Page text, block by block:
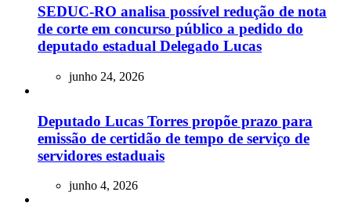
SEDUC-RO analisa possível redução de nota
de corte em concurso público a pedido do
deputado estadual Delegado Lucas
junho 24, 2026
Deputado Lucas Torres propõe prazo para
emissão de certidão de tempo de serviço de
servidores estaduais
junho 4, 2026